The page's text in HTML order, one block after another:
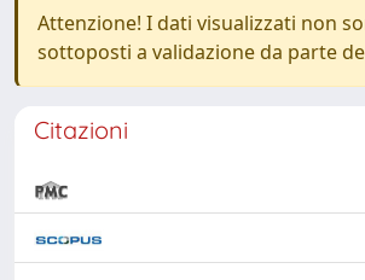
Attenzione! I dati visualizzati non
sottoposti a validazione da parte
Citazioni